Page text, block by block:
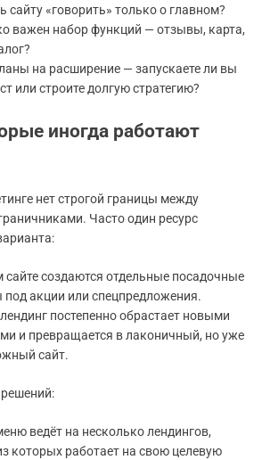
сайту «говорить» только о главном?
важен набор функций — отзывы, карта,
на расширение — запускаете ли вы
или строите долгую стратегию?
иногда работают
нет строгой границы между
Часто один ресурс
создаются отдельные посадочные
под акции или спецпредложения.
постепенно обрастает новыми
и превращается в лаконичный, но уже
сайт.
ведёт на несколько лендингов,
которых работает на свою целевую